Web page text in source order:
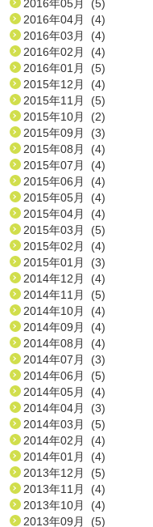
2016年05月 (5)
2016年04月 (4)
2016年03月 (4)
2016年02月 (4)
2016年01月 (5)
2015年12月 (4)
2015年11月 (5)
2015年10月 (2)
2015年09月 (3)
2015年08月 (4)
2015年07月 (4)
2015年06月 (4)
2015年05月 (4)
2015年04月 (4)
2015年03月 (5)
2015年02月 (4)
2015年01月 (3)
2014年12月 (4)
2014年11月 (5)
2014年10月 (4)
2014年09月 (4)
2014年08月 (4)
2014年07月 (3)
2014年06月 (5)
2014年05月 (4)
2014年04月 (3)
2014年03月 (5)
2014年02月 (4)
2014年01月 (4)
2013年12月 (5)
2013年11月 (4)
2013年10月 (4)
2013年09月 (5)